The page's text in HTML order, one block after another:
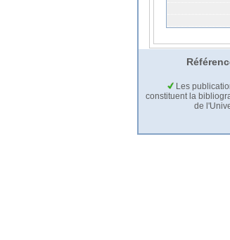
Les
constituent la
de